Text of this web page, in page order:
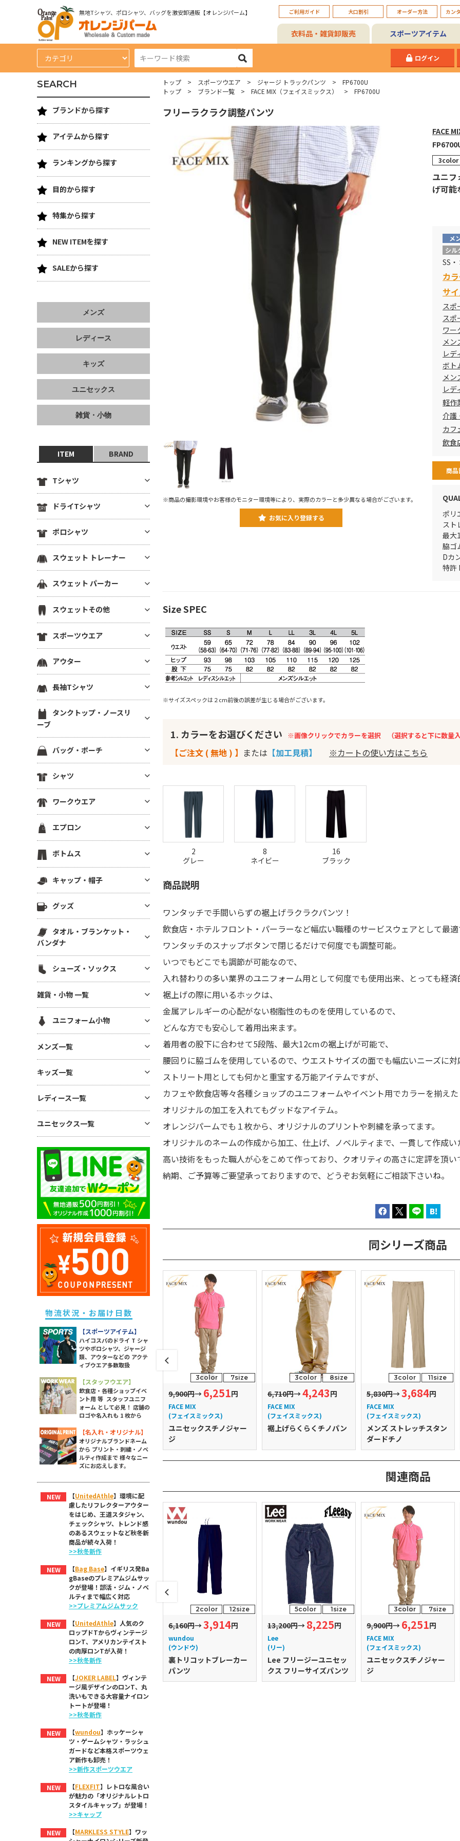
無地Tシャツ、ポロシャツ、バッグを激安卸通販【オレンジパーム】 ご利用ガイド 大口割引 オーダー方法 カン
衣料品・雑貨卸販売 スポーツアイテム
ログイン
トップ スポーツウエア ジャージ トラックパンツ
FP6700U
トップ
ブランド一覧 FACE MIX（フェイスミックス） FP6700U
フリーラクラク調整パンツ
※商品の撮影環境やお客様のモニター環境等により、実際のカラーと多少異なる場合がございます。
お気に入り登録する
FACE
3color
ユニフ
げ可能
メ
シル
SS
カ
サ
スポ
スポ
ワー
メン
レデ
ボト
メン
レデ
軽作
介護
カフ
飲食
商品
ポリ
スト
最大
脇ゴ
Dカ
特許
Size SPEC
※サイズスペックは２cm前後の誤差が生じる場合がございます。
1. カラーをお選びください ※画像クリックでカラーを選択 （選択すると下に数量入
【ご注文 ( 無地 ) 】 または 【加工見積】 ※カートの使い方はこちら
2
グレー
8
ネイビー
16
ブラック
商品説明
ワンタッチで手間いらずの裾上げラクラクパンツ！
飲食店・ホテルフロント・パーラーなど幅広い職種のサービスウェアとして最適
ワンタッチのスナップボタンで閉じるだけで何度でも調整可能。
いつでもどこでも調節が可能なので、
入れ替わりの多い業界のユニフォーム用として何度でも使用出来、とっても経済
裾上げの際に用いるホックは、
金属アレルギーの心配がない樹脂性のものを使用しているので、
どんな方でも安心して着用出来ます。
着用者の股下に合わせて5段階、最大12cmの裾上げが可能で、
腰回りに脇ゴムを使用しているので、ウエストサイズの面でも幅広いニーズに対
ストリート用としても何かと重宝する万能アイテムですが、
カフェや飲食店等々各種ショップのユニフォームやイベント用でカラーを揃えた
オリジナルの加工を入れてもグッドなアイテム。
オレンジパームでも１枚から、オリジナルのプリントや刺繍を承ってます。
オリジナルのネームの作成から加工、仕上げ、ノベルティまで、一貫して作成い
高い技術をもった職人が心をこめて作っており、クオリティの高さに定評を頂い
納期、ご予算等ご要望承っておりますので、どうぞお気軽にご相談下さいね。
同シリーズ商品
6size
円
ウエストリブ
6,600円→
FACE MIX
(フェイスミックス)
【完売】メンズロールア
ップパンツチェック柄
3color 7size
9,900円→ 6,251円
FACE MIX
(フェイスミックス)
ユニセックスチノジャー
ジ
3color 8size
6,710円→4,243円
FACE MIX
(フェイスミックス)
裾上げらくらくチノパン
3color 11size
5,830円→3,684円
FACE MIX
(フェイスミックス)
メンズ ストレッチスタン
ダードチノ
関連商品
14,520円
RED KAP
(レッドキャップ)
10ozダックペインターパ
2color 12size
6,160円→3,914円
wundou
(ウンドウ)
裏トリコットブレーカー
パンツ
5color 1size
13,200円→ 8,225円
Lee
(リー)
Lee フリージーユニセッ
クス フリーサイズパンツ
3color 7size
9,900円→ 6,251円
FACE MIX
(フェイスミックス)
ユニセックスチノジャー
ジ
SEARCH
ブランドから探す
アイテムから探す
ランキングから探す
目的から探す
特集から探す
NEW ITEMを探す
SALEから探す
メンズ
レディース
キッズ
ユニセックス
雑貨・小物
ITEM BRAND
Tシャツ
定番無地Tシャツ
薄手Tシャツ(4.9oz以下)
中肉厚Tシャツ(5～5.5oz)
4oz)
VネックTシャツ
ポケットTシャツ
オーガニック・天然素材Tシャ
ツ
リサイクル素材Tシャツ
7分袖・5分袖（ハーフスリー
ブ）
ラグランTシャツ
後染め・タイダイTシャツ
クロップドTシャツ
きれいめ・上質プレミアムTシ
ボーダーTシャツ
グラフィックTシャツ
ワンピース・チュニック
メンズカットソー
その他Tシャツ
ドライTシャツ
定番無地ドライTシャツ
ドライTシャツ(半袖)
ドライTシャツ(長袖)
ドライノースリーブTシャツ
ドライTシャツその他
ポロシャツ
ドライポロシャツ(半袖)
ドライポロシャツ(長袖)
綿ポロシャツ(半袖)
綿ポロシャツ(長袖)
鹿の子ポロシャツ
ポケ無しポロシャツ
ポケ付きポロシャツ
ボタンダウンポロシャツ
スウェット トレーナー
薄手トレーナー(8.9oz以下)
中肉トレーナー(9～10.9oz)
厚手トレーナー(11oz～)
裏毛(裏パイル)トレーナー
裏起毛トレーナー
ドライスウェット トレーナー
ビッグシルエット トレーナー
スウェット パーカー
プルオーバーパーカー
ジップパーカー
薄手パーカー(8.9oz以下)
中肉パーカー(9～10.9oz)
厚手パーカー(11oz～)
裏毛(裏パイル)パーカー
裏起毛パーカー
ドライスウェット パーカー
パーカーその他
スウェットその他
スウェットパンツ
スウェットショーツ
スウェットジャケット
スウェットカーディガン
半袖スウェット
スポーツウエア
スポーツウエア トップス(半袖)
スポーツウエア トップス(長袖)
スポーツウエア ノースリーブ
ジャージ トラックパンツ
ハーフパンツ・ショーツ
ロングパンツ
スポーツ用インナー
ビブス
スポーツ ソックス
スポーツアクセサリー
アウター
ブルゾン(裏地なし)
ブルゾン(裏地あり)
ブルゾン(厚手・防寒）
イベントブルゾン
コーチジャケット
スタジアムジャンパー
スポーツジャケット
フリースジャケット
ポンチョ
はっぴ
その他ジャケット・アウター
長袖Tシャツ
定番無地長袖Tシャツ
ドライ・機能性長袖Tシャツ
薄手長袖Tシャツ(4.9oz以下)
中肉長袖厚Tシャツ(5～5.5oz)
ヘビーウエイト長袖Tシャツ(5.
6～6.4oz)
厚手長袖Tシャツ(6.5oz～)
ビッグシルエット長袖Tシャツ
Vネック長袖Tシャツ
後染め・ピグメント長袖Tシャ
その他長袖Tシャツ
タンクトップ・ノースリ
ーブ
タンクトップ
ノースリーブ
ドライノースリーブ
キャミソール
バッグ・ポーチ
コットンバッグ
キャンバストートバッグ
ナイロン・ポリエステルバッグ
保冷・保温バッグ
デニムバッグ
ショルダーバッグ
サコッシュ・スマホショルダー
エコ素材(SDGs) バッグ・ポー
チ
麻(ヘンプ)・ジュートバッグ
ポーチ
シャツ
半袖シャツ
長袖シャツ
7分袖・5分袖シャツ
ワークシャツ
チェックシャツ
アロハ・柄物シャツ
シャツジャケット
ワークウエア
ワークシャツ(半袖)
ワークシャツ(長袖)
ワークパンツ
ワーク系アウター
つなぎ・オーバーオール
調理服・コックウェア
スクラブ
白衣・医療用ジャケット
ワンピース・ナースウエア
エプロン
胸当てエプロン
ショートエプロン
ミドルエプロン
ロング(ソムリエ)エプロン
帆前掛け
ボトムス
ロングパンツ
ハーフパンツ
ショーツ
スウェットパンツ(裏毛)
スウェットパンツ(裏起毛)
ワークパンツ
ドライ素材パンツ
コットン・T/Cパンツ
ナイロンパンツ
ミリタリーパンツ
レギンス・スパッツ
その他ボトムス
キャップ・帽子
キャップ
ニットキャップ
ハット
メッシュキャップ
コットンキャップ
フラットバイザーキャップ
キャスケット・ハンチング・ベ
レー
グッズ
マグカップ・湯呑
ボトル・タンブラー
ステーショナリー
アルバム・フォトフレーム
キーホルダー
モバイル・PC関連グッズ
デスク雑貨
生活雑貨
インテリア雑貨
時計
暑さ・紫外線対策 / 保冷グッ
ズ・扇風機
あったかグッズ・フリース
傘・レイングッズ
除菌・衛生・ヘルスケアグッズ
防災グッズ
ライト
ソックス
ラッピング・ショッパー・ギフ
トバッグ・包材
イベント・観戦グッズ
パーツ・付属品
スポーツグッズ
その他雑貨
タオル・ブランケット・
バンダナ
無地タオル
バンダナ(三角巾)・ハンカチ
ハンカチタオル
フェイスタオル
マフラータオル
バスタオル
リストバンド
シューズ・ソックス
シューズ
ソックス
雑貨・小物 一覧
ユニフォーム小物
ネクタイ・コックタイ
三角巾
バンダナ・スカーフ
メンズ一覧
メンズTシャツ
メンズ ドライTシャツ
メンズ ポロシャツ
メンズ トレーナー
メンズ パーカー
メンズ スウェットパンツ
メンズ ボトムス
メンズ 長袖Tシャツ
メンズ スポーツアイテム
メンズ ワークウエア
メンズ アウター
メンズ タンクトップ
メンズ シャツ
キッズ一覧
キッズTシャツ
ベビー用アイテム
キッズ ドライTシャツ
キッズ ドライポロシャツ
キッズ トレーナー
キッズ パーカー
キッズ スウェットパンツ
キッズ 長袖Tシャツ
キッズ スポーツアイテム
キッズ アウター
キッズ ボトムス
レディース一覧
レディース Tシャツ
レディース ドライTシャツ
レディース ポロシャツ
レディース ドライポロシャツ
レディース トレーナー
レディース パーカー
レディース スウェットパンツ
レディース 長袖Tシャツ
レディース スポーツアイテム
レディース ワークウエア
レディース シャツ
レディース アウター
レディース タンク・キャミ
レディース ボトムス
ユニセックス一覧
ユニセックス ドライTシャツ
ユニセックス トレーナー
ユニセックス ポロシャツ
ユニセックス パーカー
ユニセックス 長袖Tシャツ
ユニセックス スポーツアイテム
ユニセックス アウター
ユニセックス シャツ
物流状況・お届け日数
【スポーツアイテム】
ハイコスパのドライ T シャ
ツやポロシャツ、ジャージ
類、アウターなどの アクテ
ィブウエア多数取扱
【スタッフウエア】
飲食店・各種ショップイベ
ント用 等 スタッフユニフ
ォーム として必見！ 店舗の
ロゴや名入れも 1 枚から
【名入れ・オリジナル】
オリジナルブランドネーム
から プリント・刺繍・ノベ
ルティ作成まで 様々なニー
ズにお応えします。
NEW 【UnitedAthle】環境に配
慮したリフレクターアウター
をはじめ、王道スタジャン、
チェックシャツ、トレンド感
のあるスウェットなど秋冬新
商品が続々入荷！
>>秋冬新作
NEW 【Bag Base】イギリス発Ba
gBaseのプレミアムジムサッ
クが登場！部活・ジム・ノベ
ルティまで幅広く対応
>>プレミアムジムサック
NEW 【UnitedAthle】人気のク
ロップドTからヴィンテージ
ロンT、アメリカンテイスト
の肉厚ロンTが入荷！
>>秋冬新作
NEW 【JOKER LABEL】ヴィンテ
ージ風デザインのロンT、丸
洗いもできる大容量ナイロン
トートが登場！
>>秋冬新作
NEW 【wundou】ホッケーシャ
ツ・ゲームシャツ・ラッシュ
ガードなど本格スポーツウェ
ア新作も卸売！
>>新作スポーツウエア
NEW 【FLEXFIT】レトロな風合い
が魅力の「オリジナルレトロ
スタイルキャップ」が登場！
>>キャップ
NEW 【MARKLESS STYLE】ワッ